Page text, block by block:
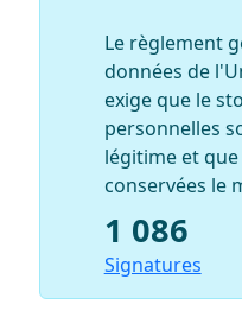
Le règlement
données de
exige que le
personnelles
légitime et
conservées le
1 086
Signatures